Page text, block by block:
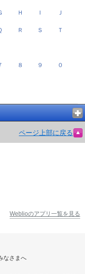
Ｈ Ｉ Ｊ
Ｒ Ｓ Ｔ
８ ９ ０
ページ上部に戻る
Weblioのアプリ一覧を見る
なさまへ